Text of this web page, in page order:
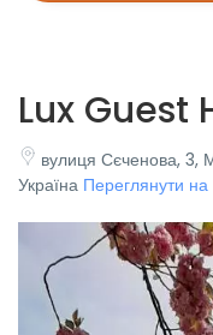
Lux Guest
вулиця Сєченова, 3,
Україна Переглянути на